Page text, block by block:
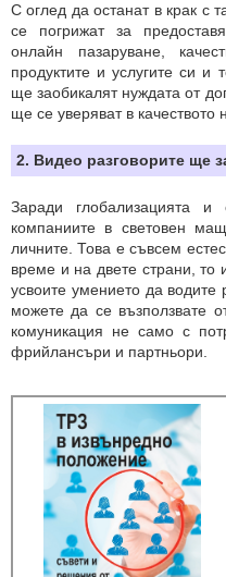
С оглед да останат в крак с
се погрижат за
онлайн пазаруване,
продуктите и услугите си и
ще заобикалят нуждата от
ще се уверяват в качеството
2. Видео разговорите ще
Заради глобализацията
компаниите в световен
личните. Това е съвсем
време и на двете страни, то
усвоите умението да
можете да се възползвате
комуникация не само с
фрийлансъри и партньори.